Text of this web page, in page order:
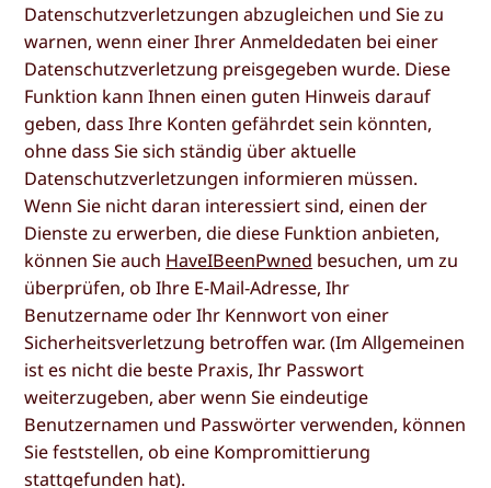
Datenschutzverletzungen abzugleichen und Sie zu
warnen, wenn einer Ihrer Anmeldedaten bei einer
Datenschutzverletzung preisgegeben wurde. Diese
Funktion kann Ihnen einen guten Hinweis darauf
geben, dass Ihre Konten gefährdet sein könnten,
ohne dass Sie sich ständig über aktuelle
Datenschutzverletzungen informieren müssen.
Wenn Sie nicht daran interessiert sind, einen der
Dienste zu erwerben, die diese Funktion anbieten,
können Sie auch HaveIBeenPwned besuchen, um zu
überprüfen, ob Ihre E-Mail-Adresse, Ihr
Benutzername oder Ihr Kennwort von einer
Sicherheitsverletzung betroffen war. (Im Allgemeinen
ist es nicht die beste Praxis, Ihr Passwort
weiterzugeben, aber wenn Sie eindeutige
Benutzernamen und Passwörter verwenden, können
Sie feststellen, ob eine Kompromittierung
stattgefunden hat).